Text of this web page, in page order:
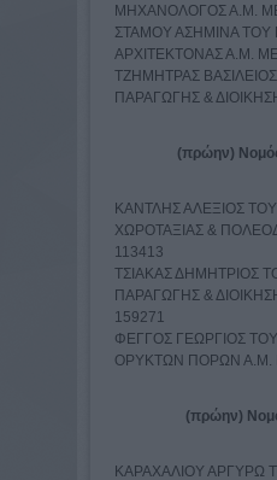
ΜΗΧΑΝΟΛΟΓΟΣ Α.Μ.
ΣΤΑΜΟΥ ΑΣΗΜΙΝΑ ΤΟΥ
ΑΡΧΙΤΕΚΤΟΝΑΣ Α.Μ.
ΤΖΗΜΗΤΡΑΣ
ΠΑΡΑΓΩΓΗΣ &
(πρώην)
ΚΑΝΤΛΗΣ ΑΛΕΞΙΟΣ
ΧΩΡΟΤΑΞΙΑΣ &
113413
ΤΣΙΑΚΑΣ ΔΗΜΗΤΡΙΟΣ
ΠΑΡΑΓΩΓΗΣ &
159271
ΦΕΓΓΟΣ ΓΕΩΡΓΙΟΣ
ΟΡΥΚΤΩΝ ΠΟΡΩΝ Α.Μ.
(πρώην)
ΚΑΡΑΧΑΛΙΟΥ ΑΡΓΥΡΩ